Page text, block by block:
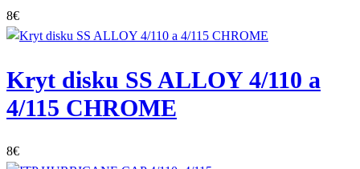
8€
Kryt disku SS ALLOY 4/110 a
4/115 CHROME
8€